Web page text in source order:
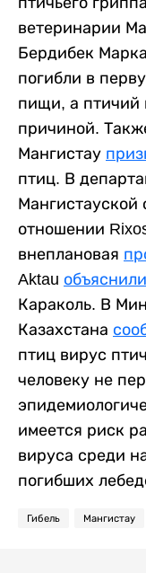
ветеринарии
Бердибек
погибли в
пищи, а птичий
причиной.
Мангистау
птиц. В
Мангистауской
отношении
внеплановая
Aktau объяснили
Караколь. В
Казахстана
птиц вирус
человеку не
имеется риск
вируса среди
погибших
Гибель Мангистау